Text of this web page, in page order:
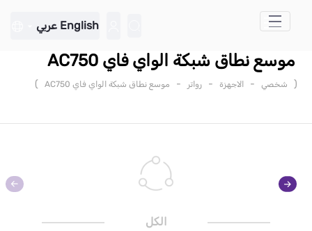
تخطي إلى المحتوى الرئيسي
English عربي
موسع نطاق شبكة الواي فاي AC750
( شخصي - الاجهزة - رواتر - موسع نطاق شبكة الواي فاي AC750 )
الكل